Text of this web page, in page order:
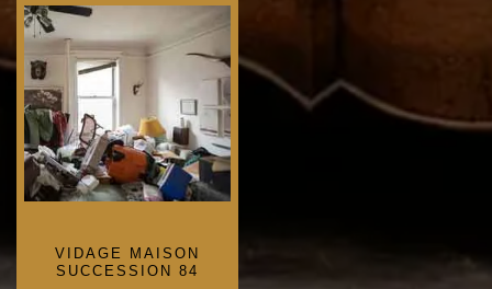
VIDAGE MAISON
SUCCESSION 84